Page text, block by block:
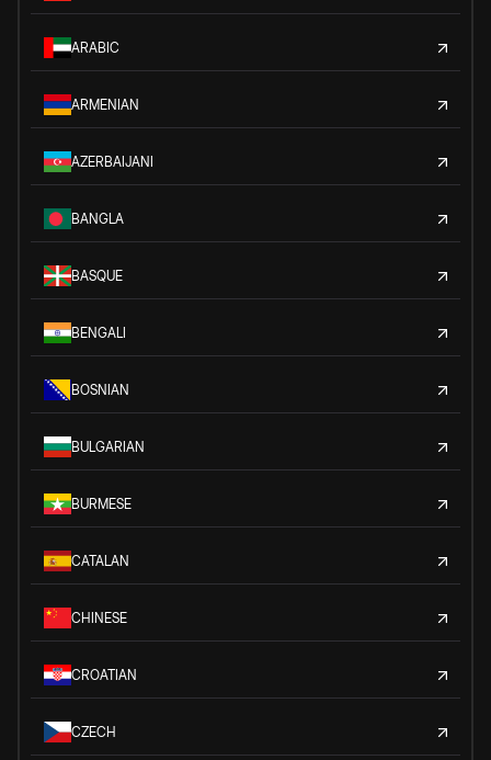
ARABIC
ARMENIAN
AZERBAIJANI
BANGLA
BASQUE
BENGALI
BOSNIAN
BULGARIAN
BURMESE
CATALAN
CHINESE
CROATIAN
CZECH